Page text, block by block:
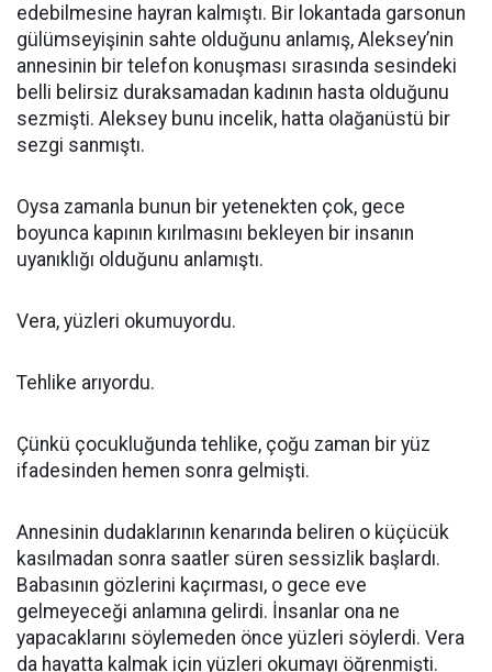
edebilmesine hayran kalmıştı. Bir lokantada garsonun
gülümseyişinin sahte olduğunu anlamış, Aleksey’nin
annesinin bir telefon konuşması sırasında sesindeki
belli belirsiz duraksamadan kadının hasta olduğunu
sezmişti. Aleksey bunu incelik, hatta olağanüstü bir
sezgi sanmıştı.
Oysa zamanla bunun bir yetenekten çok, gece
boyunca kapının kırılmasını bekleyen bir insanın
uyanıklığı olduğunu anlamıştı.
Vera, yüzleri okumuyordu.
Tehlike arıyordu.
Çünkü çocukluğunda tehlike, çoğu zaman bir yüz
ifadesinden hemen sonra gelmişti.
Annesinin dudaklarının kenarında beliren o küçücük
kasılmadan sonra saatler süren sessizlik başlardı.
Babasının gözlerini kaçırması, o gece eve
gelmeyeceği anlamına gelirdi. İnsanlar ona ne
yapacaklarını söylemeden önce yüzleri söylerdi. Vera
da hayatta kalmak için yüzleri okumayı öğrenmişti.